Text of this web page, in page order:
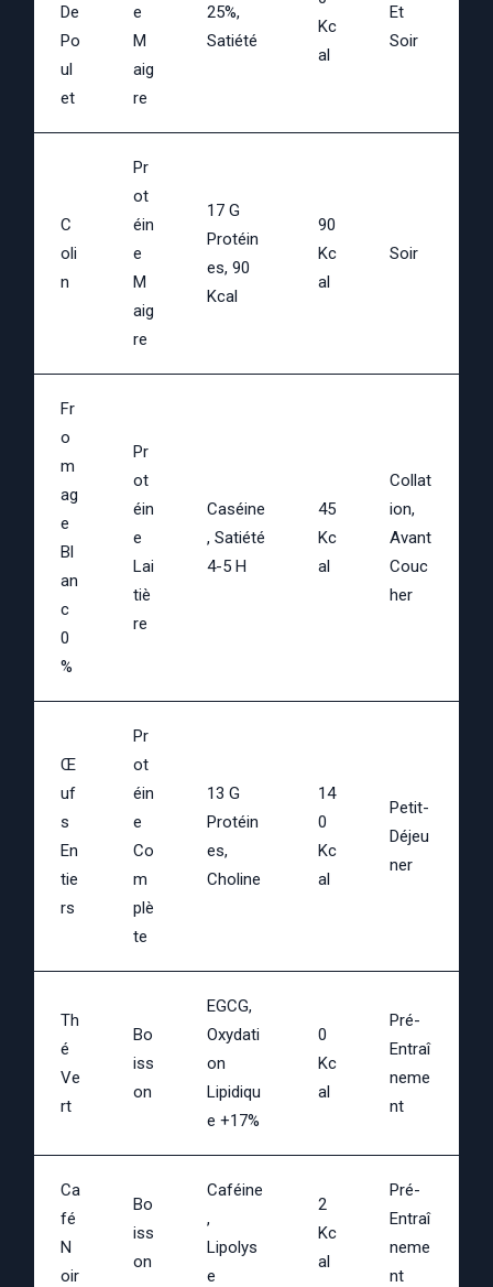
De
Po
Ul
Et
E
M
Aig
Re
25%,
Satiété
Kc
Al
Et
Soir
C
Oli
N
Pr
Ot
Éin
E
M
Aig
Re
17 G
Protéin
Es, 90
Kcal
90
Kc
Al
Soir
Fr
O
M
Ag
E
Bl
An
C
0
%
Pr
Ot
Éin
E
Lai
Tiè
Re
Caséine
, Satiété
4-5 H
45
Kc
Al
Collat
Ion,
Avant
Couc
Her
Œ
Uf
S
En
Tie
Rs
Pr
Ot
Éin
E
Co
M
Plè
Te
13 G
Protéin
Es,
Choline
14
0
Kc
Al
Petit-
Déjeu
Ner
Th
É
Ve
Rt
Bo
Iss
On
EGCG,
Oxydati
On
Lipidiqu
E +17%
0
Kc
Al
Pré-
Entraî
Neme
Nt
Ca
Fé
N
Oir
Bo
Iss
On
Caféine
,
Lipolys
E
2
Kc
Al
Pré-
Entraî
Neme
Nt